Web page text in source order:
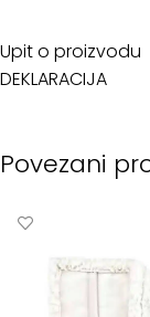
Upit o proizvodu
DEKLARACIJA
Povezani